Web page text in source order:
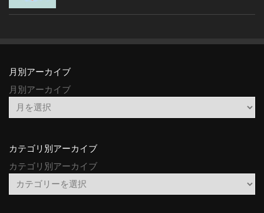
月別アーカイブ
月別アーカイブ
カテゴリ別アーカイブ
カテゴリ別アーカイブ